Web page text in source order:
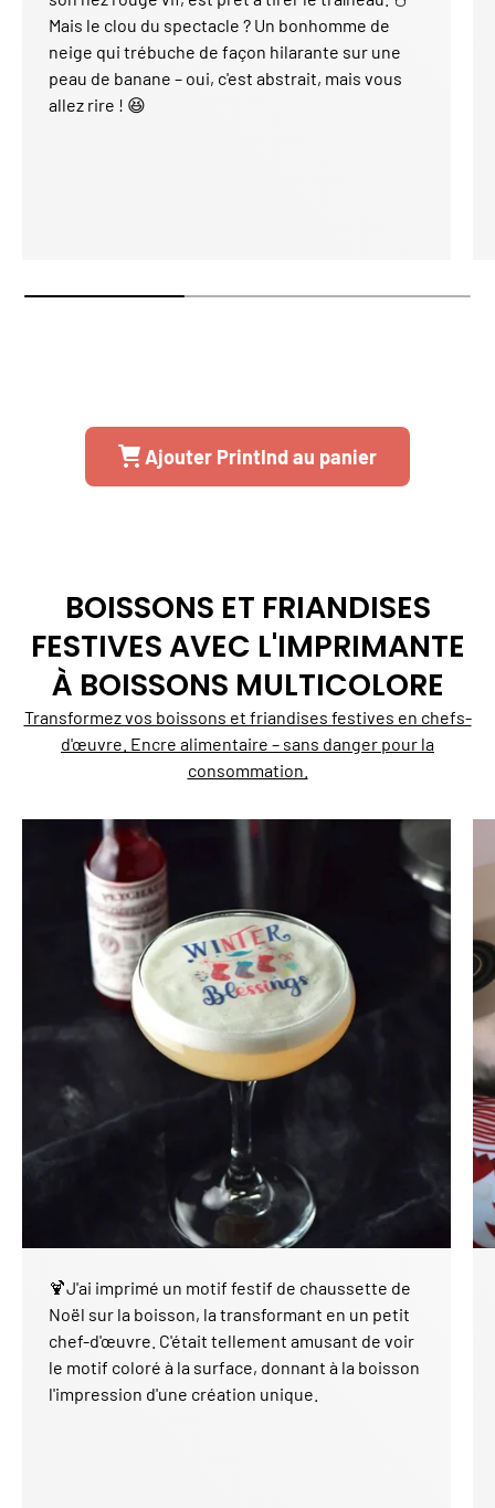
Mais le clou du spectacle ? Un bonhomme de
neige qui trébuche de façon hilarante sur une
peau de banane – oui, c'est abstrait, mais vous
allez rire ! 😆
Ajouter PrintInd au panier
BOISSONS ET FRIANDISES
FESTIVES AVEC L'IMPRIMANTE
À BOISSONS MULTICOLORE
Transformez vos boissons et friandises festives en chefs-
d'œuvre. Encre alimentaire – sans danger pour la
consommation.
🍹J'ai imprimé un motif festif de chaussette de
Noël sur la boisson, la transformant en un petit
chef-d'œuvre. C'était tellement amusant de voir
le motif coloré à la surface, donnant à la boisson
l'impression d'une création unique.
Welcome to EVEBOT Europe
It seems that you are in
SHOP NOW